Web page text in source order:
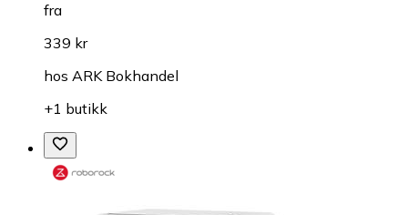
fra
339 kr
hos ARK Bokhandel
+1 butikk